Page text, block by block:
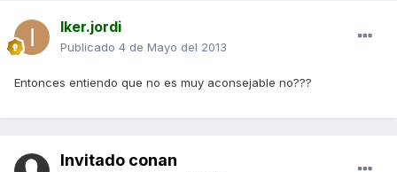
Iker.jordi
Publicado 4 de Mayo del 2013
Entonces entiendo que no es muy aconsejable no???
Invitado conan